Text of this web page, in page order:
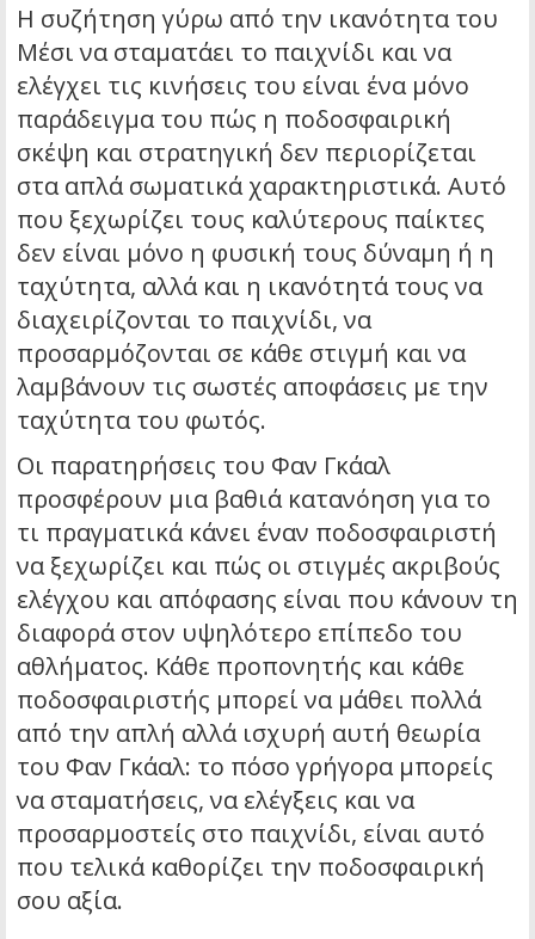
Η συζήτηση γύρω από την ικανότητα του
Μέσι να σταματάει το παιχνίδι και να
ελέγχει τις κινήσεις του είναι ένα μόνο
παράδειγμα του πώς η ποδοσφαιρική
σκέψη και στρατηγική δεν περιορίζεται
στα απλά σωματικά χαρακτηριστικά. Αυτό
που ξεχωρίζει τους καλύτερους παίκτες
δεν είναι μόνο η φυσική τους δύναμη ή η
ταχύτητα, αλλά και η ικανότητά τους να
διαχειρίζονται το παιχνίδι, να
προσαρμόζονται σε κάθε στιγμή και να
λαμβάνουν τις σωστές αποφάσεις με την
ταχύτητα του φωτός.
Οι παρατηρήσεις του Φαν Γκάαλ
προσφέρουν μια βαθιά κατανόηση για το
τι πραγματικά κάνει έναν ποδοσφαιριστή
να ξεχωρίζει και πώς οι στιγμές ακριβούς
ελέγχου και απόφασης είναι που κάνουν τη
διαφορά στον υψηλότερο επίπεδο του
αθλήματος. Κάθε προπονητής και κάθε
ποδοσφαιριστής μπορεί να μάθει πολλά
από την απλή αλλά ισχυρή αυτή θεωρία
του Φαν Γκάαλ: το πόσο γρήγορα μπορείς
να σταματήσεις, να ελέγξεις και να
προσαρμοστείς στο παιχνίδι, είναι αυτό
που τελικά καθορίζει την ποδοσφαιρική
σου αξία.